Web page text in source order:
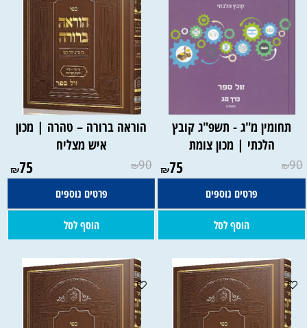
תחומין מ"ג - תשפ"ג קובץ
הלכתי | מכון צומת
₪90
₪75
פרטים נוספים
הוסף לסל
הוראה ברורה – טהרה | מכון
איש מצליח
₪90
₪75
פרטים נוספים
הוסף לסל